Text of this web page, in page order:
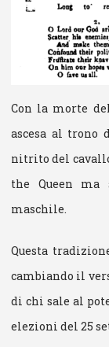
Con la morte
ascesa al
nitrito del
the Queen ma
maschile.
Questa
cambiando il
di chi sale al
elezioni del 25